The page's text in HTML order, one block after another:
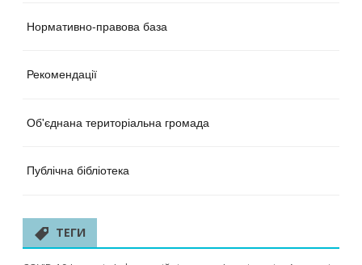
Нормативно-правова база
Рекомендації
Об'єднана територіальна громада
Публічна бібліотека
ТЕГИ